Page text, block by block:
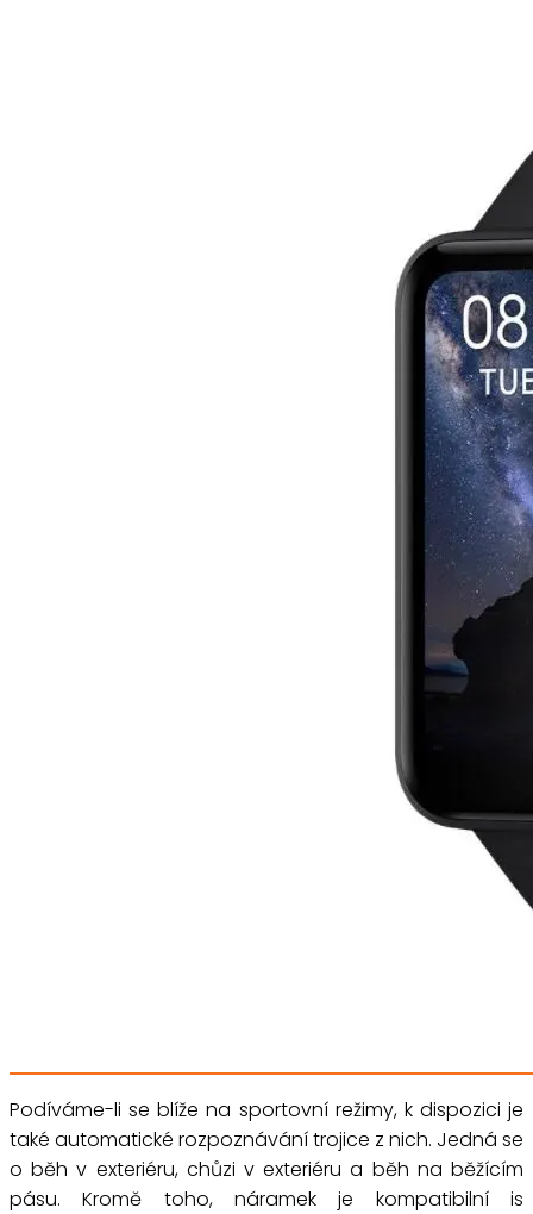
Podíváme-li se blíže na sportovní režimy, k dispozici je
také automatické rozpoznávání trojice z nich. Jedná se
o běh v exteriéru, chůzi v exteriéru a běh na běžícím
pásu. Kromě toho, náramek je kompatibilní is